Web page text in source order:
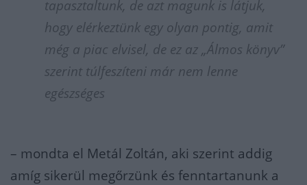
tapasztaltunk, de azt magunk is látjuk,
hogy elérkeztünk egy olyan pontig, amit
még a piac elvisel, de ez az „Álmos könyv”
szerint túlfeszíteni már nem lenne
egészséges
– mondta el Metál Zoltán, aki szerint addig
amíg sikerül megőrzünk és fenntartanunk a